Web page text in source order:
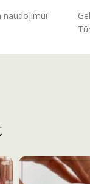
naudojimui